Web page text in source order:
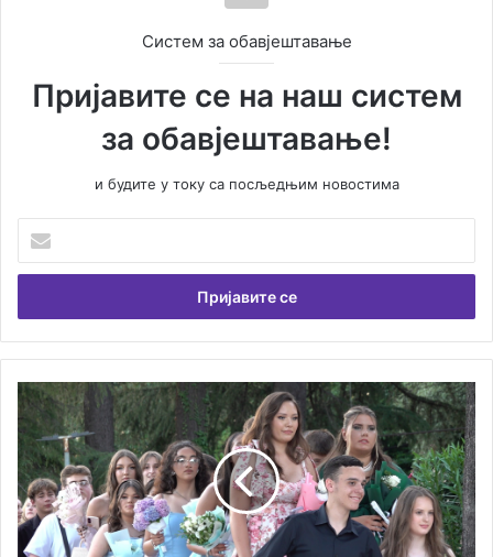
Систем за обавјештавање
Пријавите се на наш систем
за обавјештавање!
и будите у току са посљедњим новостима
е
и
т
В
а
ш
у
е
м
а
и
У
Г
р
а
д
с
к